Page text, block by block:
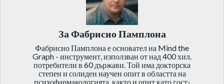
За Фабрисио Памплона
Фабрисио Памплона е основател на Mind the
Graph - инструмент, използван от над 400 хил.
потребители в 60 държави. Той има докторска
степен и солиден научен опит в областта на
психофармакологията, както и опит като гост-